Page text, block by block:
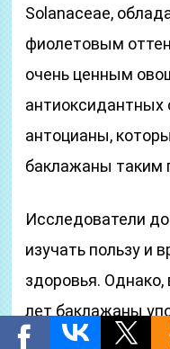
Solanaceae,
фиолетовым
очень ценным
антиоксидантных
антоцианы,
баклажаны таким
Исследователи
изучать пользу и
здоровья. Однако,
лет баклажаны
питании как часть